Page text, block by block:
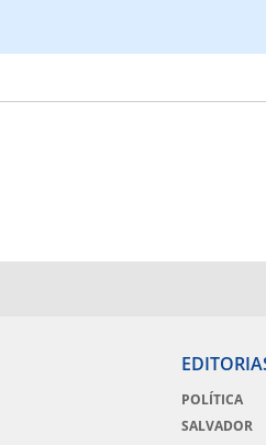
POLÍTICA
SALVADOR